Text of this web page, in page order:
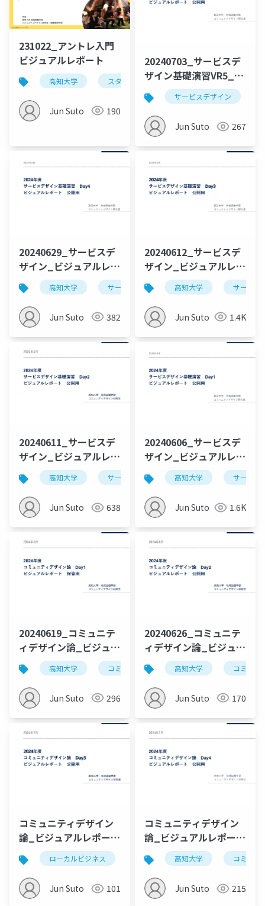
231022_アントレ入門
ビジュアルレポート
高知大学 スタートアップ アントレプレナーシップ
Jun Suto 190
20240703_サービスデ
ザイン基礎演習VR5_公
開用
サービスデザイン
Jun Suto 267
20240629_サービスデ
ザイン_ビジュアルレポ
ート_Day4_公開用
高知大学 サービスデザイン デザイン思考
Jun Suto 382
20240612_サービスデ
ザイン_ビジュアルレポ
ート_Day3_公開用
高知大学 サービス
Jun Suto 1.4K
20240611_サービスデ
ザイン_ビジュアルレポ
ート_Day2_公開用
高知大学 サービスデザイン デザイン思考
Jun Suto 638
20240606_サービスデ
ザイン_ビジュアルレポ
ート_Day1_公開用
高知大学 サービス
Jun Suto 1.6K
20240619_コミュニテ
ィデザイン論_ビジュア
ルレポート_Day1_公
開用
高知大学 コミュニティデザイン
Jun Suto 296
20240626_コミュニテ
ィデザイン論_ビジュア
ルレポート_Day2_公
開用
高知大学 コミュニ
Jun Suto 170
コミュニティデザイン
論_ビジュアルレポート
_Day3_公開用
ローカルビジネス 高知大学
Jun Suto 101
コミュニティデザイン
論_ビジュアルレポート
_Day4_公開用
高知大学 コミュニ
Jun Suto 215